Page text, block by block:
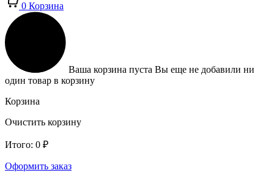
0 Корзина
Ваша корзина пуста Вы еще не добавили ни
один товар в корзину
Корзина
Очистить корзину
Итого: 0 ₽
Оформить заказ